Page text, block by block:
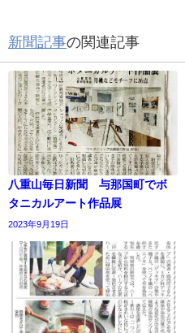
新聞記事の関連記事
八重山毎日新聞 与那国町でボ
タニカルアート作品展
2023年9月19日